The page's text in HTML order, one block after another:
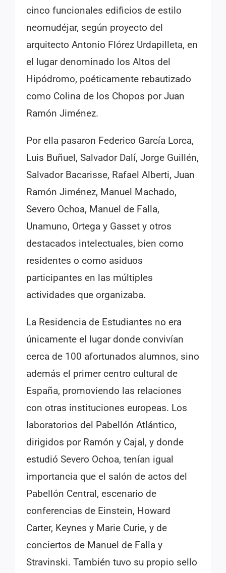
cinco funcionales edificios de estilo
neomudéjar, según proyecto del
arquitecto Antonio Flórez Urdapilleta, en
el lugar denominado los Altos del
Hipódromo, poéticamente rebautizado
como Colina de los Chopos por Juan
Ramón Jiménez.
Por ella pasaron Federico García Lorca,
Luis Buñuel, Salvador Dalí, Jorge Guillén,
Salvador Bacarisse, Rafael Alberti, Juan
Ramón Jiménez, Manuel Machado,
Severo Ochoa, Manuel de Falla,
Unamuno, Ortega y Gasset y otros
destacados intelectuales, bien como
residentes o como asiduos
participantes en las múltiples
actividades que organizaba.
La Residencia de Estudiantes no era
únicamente el lugar donde convivían
cerca de 100 afortunados alumnos, sino
además el primer centro cultural de
España, promoviendo las relaciones
con otras instituciones europeas. Los
laboratorios del Pabellón Atlántico,
dirigidos por Ramón y Cajal, y donde
estudió Severo Ochoa, tenían igual
importancia que el salón de actos del
Pabellón Central, escenario de
conferencias de Einstein, Howard
Carter, Keynes y Marie Curie, y de
conciertos de Manuel de Falla y
Stravinski. También tuvo su propio sello